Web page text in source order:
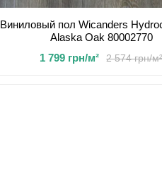
Виниловый пол Wicanders
Alaska Oak 80002770
2 574 грн/
1 799 грн/м²